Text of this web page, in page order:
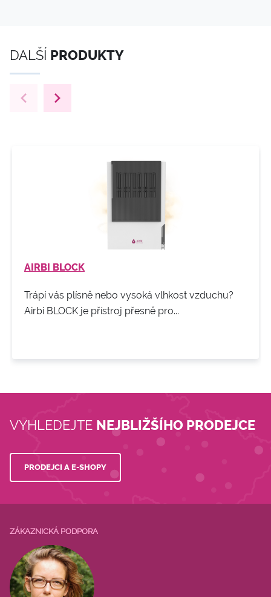
DALŠÍ PRODUKTY
AIRBI BLOCK
Trápí vás plísně nebo vysoká vlhkost vzduchu?
Airbi BLOCK je přístroj přesně pro...
VYHLEDEJTE NEJBLIŽŠÍHO PRODEJCE
PRODEJCI A E-SHOPY
ZÁKAZNICKÁ PODPORA